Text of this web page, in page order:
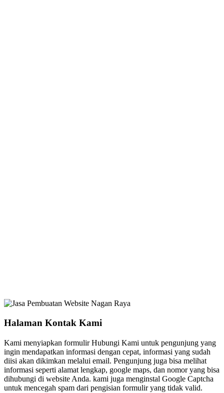
Halaman Kontak Kami
Kami menyiapkan formulir Hubungi Kami untuk pengunjung yang
ingin mendapatkan informasi dengan cepat, informasi yang sudah
diisi akan dikimkan melalui email. Pengunjung juga bisa melihat
informasi seperti alamat lengkap, google maps, dan nomor yang bisa
dihubungi di website Anda. kami juga menginstal Google Captcha
untuk mencegah spam dari pengisian formulir yang tidak valid.